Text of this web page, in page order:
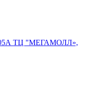
ТЦ "МЕГАМОЛЛ»,